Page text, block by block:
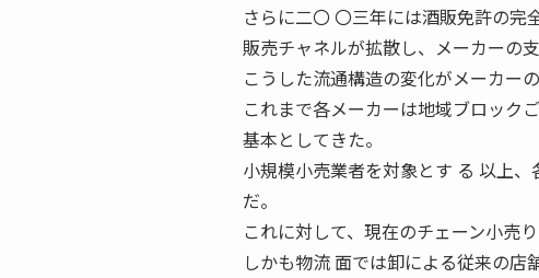
さらに二〇 〇三年には酒販免許の完
販売チャネルが拡散し、メーカーの
こうした流通構造の変化がメーカー
これまで各メーカーは地域ブロック
基本としてきた。
小規模小売業者を対象とす る 以上
だ。
これに対して、現在のチェーン小売
しかも物流 面では卸による従来の